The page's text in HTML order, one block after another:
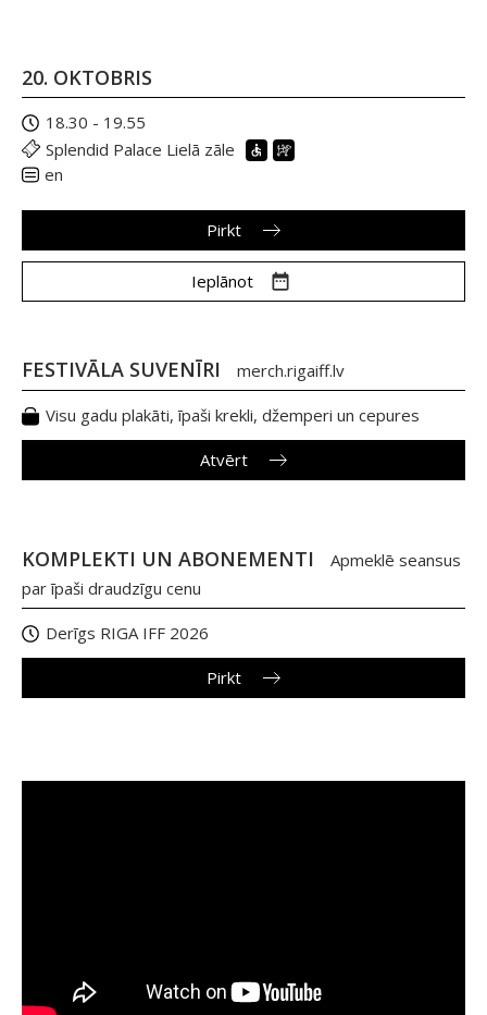
20. OKTOBRIS
18.30 - 19.55
Splendid Palace Lielā zāle
en
Ieplānot
Pirkt
FESTIVĀLA SUVENĪRI merch.rigaiff.lv
Visu gadu plakāti, īpaši krekli, džemperi un cepures
Atvērt
KOMPLEKTI UN ABONEMENTI
Apmeklē seansus
par īpaši draudzīgu cenu
Derīgs RIGA IFF 2026
Pirkt